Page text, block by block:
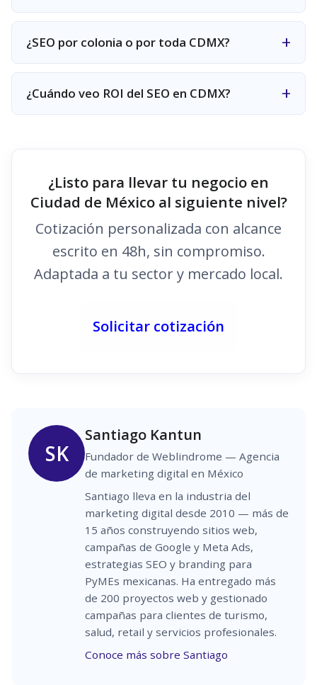
¿SEO por colonia o por toda CDMX?
¿Cuándo veo ROI del SEO en CDMX?
¿Listo para llevar tu negocio en
Ciudad de México al siguiente nivel?
Cotización personalizada con alcance
escrito en 48h, sin compromiso.
Adaptada a tu sector y mercado local.
Solicitar cotización
SK
Santiago Kantun
Fundador de Weblindrome — Agencia
de marketing digital en México
Santiago lleva en la industria del
marketing digital desde 2010 — más de
15 años construyendo sitios web,
campañas de Google y Meta Ads,
estrategias SEO y branding para
PyMEs mexicanas. Ha entregado más
de 200 proyectos web y gestionado
campañas para clientes de turismo,
salud, retail y servicios profesionales.
Conoce más sobre Santiago